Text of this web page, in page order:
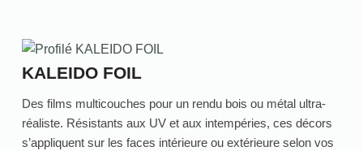
KALEIDO FOIL
Des films multicouches pour un rendu bois ou métal ultra-
réaliste. Résistants aux UV et aux intempéries, ces décors
s’appliquent sur les faces intérieure ou extérieure selon vos